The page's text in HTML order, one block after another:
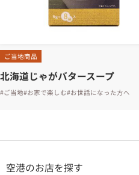
ご当地商品
北海道じゃがバタースープ
#ご当地#お家で楽しむ#お世話になった方へ
空港のお店を探す